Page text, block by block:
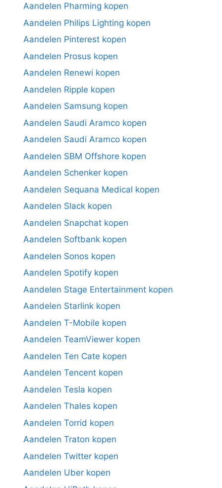
Aandelen Pharming kopen
Aandelen Philips Lighting kopen
Aandelen Pinterest kopen
Aandelen Prosus kopen
Aandelen Renewi kopen
Aandelen Ripple kopen
Aandelen Samsung kopen
Aandelen Saudi Aramco kopen
Aandelen Saudi Aramco kopen
Aandelen SBM Offshore kopen
Aandelen Schenker kopen
Aandelen Sequana Medical kopen
Aandelen Slack kopen
Aandelen Snapchat kopen
Aandelen Softbank kopen
Aandelen Sonos kopen
Aandelen Spotify kopen
Aandelen Stage Entertainment kopen
Aandelen Starlink kopen
Aandelen T-Mobile kopen
Aandelen TeamViewer kopen
Aandelen Ten Cate kopen
Aandelen Tencent kopen
Aandelen Tesla kopen
Aandelen Thales kopen
Aandelen Torrid kopen
Aandelen Traton kopen
Aandelen Twitter kopen
Aandelen Uber kopen